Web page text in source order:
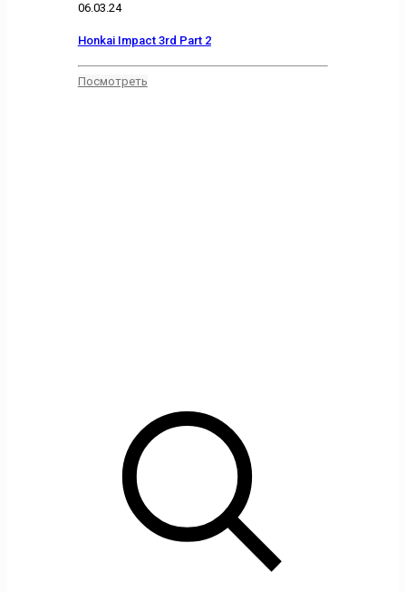
06.03.24
Honkai Impact 3rd Part 2
Посмотреть